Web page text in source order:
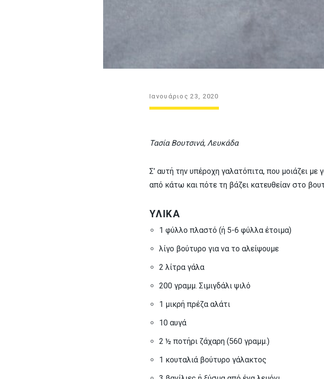
Ιανουάριος 23, 2020
Τασία Βουτσινά, Λευκάδα
Σ’ αυτή την υπέροχη γαλατόπιτα, που μοιάζει
από κάτω και πότε τη βάζει κατευθείαν στο
ΥΛΙΚΑ
1 φύλλο πλαστό (ή 5-6 φύλλα έτοιμα)
λίγο βούτυρο για να το αλείψουμε
2 λίτρα γάλα
200 γραμμ. Σιμιγδάλι ψιλό
1 μικρή πρέζα αλάτι
10 αυγά
2 ½ ποτήρι ζάχαρη (560 γραμμ.)
1 κουταλιά βούτυρο γάλακτος